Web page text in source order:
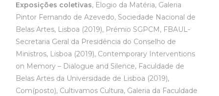
Exposições coletivas, Elogio da Matéria, Galeria
Pintor Fernando de Azevedo, Sociedade Nacional de
Belas Artes, Lisboa (2019), Prémio SGPCM, FBAUL-
Secretaria Geral da Presidência do Conselho de
Ministros, Lisboa (2019), Contemporary Interventions
on Memory – Dialogue and Silence, Faculdade de
Belas Artes da Universidade de Lisboa (2019),
Com(posto), Cultivamos Cultura, Galeria da Faculdade